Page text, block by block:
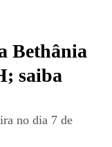
Bethânia
saiba
no dia 7 de